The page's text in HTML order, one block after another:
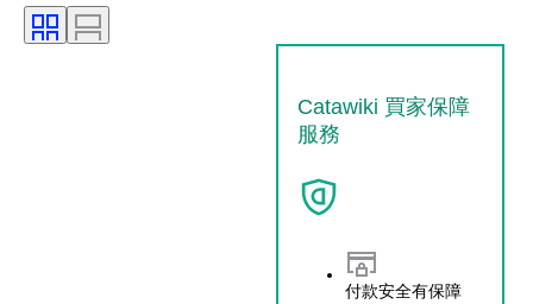
Catawiki 買家保障
服務
付款安全有保障